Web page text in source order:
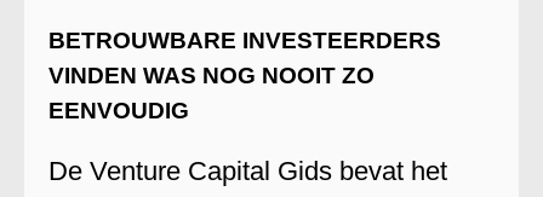
BETROUWBARE INVESTEERDERS
VINDEN WAS NOG NOOIT ZO
EENVOUDIG
De Venture Capital Gids bevat het